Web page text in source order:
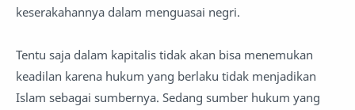
keserakahannya dalam menguasai negri.
Tentu saja dalam kapitalis tidak akan bisa menemukan
keadilan karena hukum yang berlaku tidak menjadikan
Islam sebagai sumbernya. Sedang sumber hukum yang